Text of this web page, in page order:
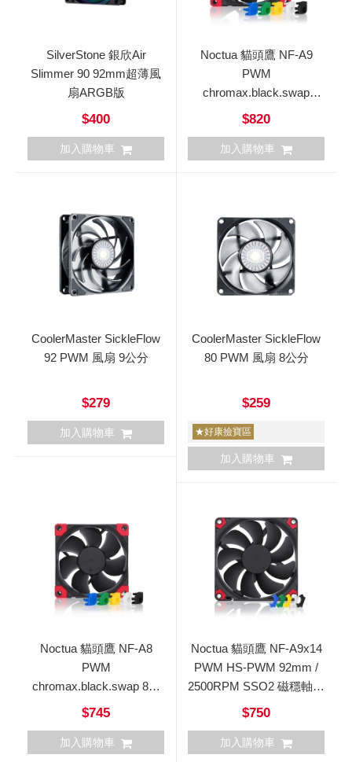
SilverStone 銀欣Air
Slimmer 90 92mm超薄風
扇ARGB版
$400
加入購物車
Noctua 貓頭鷹 NF-A9
PWM
chromax.black.swap
SSO2磁穩軸承AAO防震
$820
加入購物車
CoolerMaster SickleFlow
92 PWM 風扇 9公分
$279
加入購物車
CoolerMaster SickleFlow
80 PWM 風扇 8公分
$259
★好康撿寶區
加入購物車
Noctua 貓頭鷹 NF-A8
PWM
chromax.black.swap 8公
分防震靜音風扇
$745
加入購物車
Noctua 貓頭鷹 NF-A9x14
PWM HS-PWM 92mm /
2500RPM SSO2 磁穩軸承
超薄風扇
$750
加入購物車